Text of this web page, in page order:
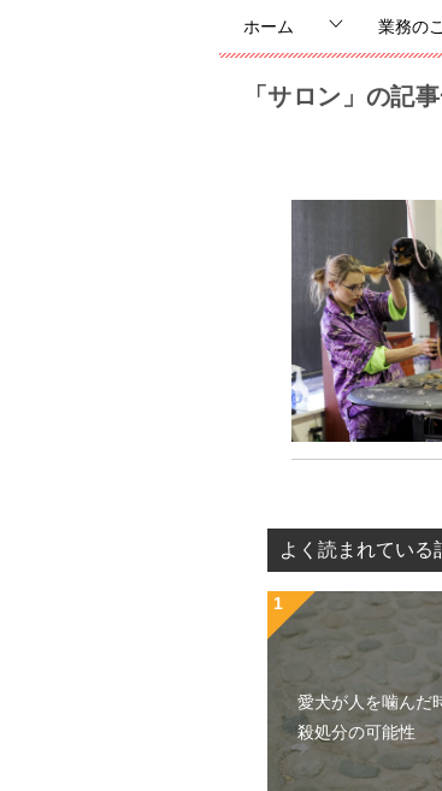
ホーム 業務の
「サロン」の記
よく読まれている
愛犬が人を噛んだ
殺処分の可能性